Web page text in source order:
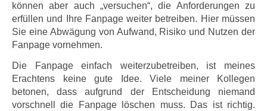
können aber auch „versuchen“, die Anforderungen zu
erfüllen und Ihre Fanpage weiter betreiben. Hier müssen
Sie eine Abwägung von Aufwand, Risiko und Nutzen der
Fanpage vornehmen.
Die Fanpage einfach weiterzubetreiben, ist meines
Erachtens keine gute Idee. Viele meiner Kollegen
betonen, dass aufgrund der Entscheidung niemand
vorschnell die Fanpage löschen muss. Das ist richtig.